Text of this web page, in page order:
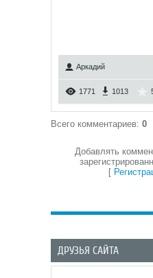
Аркадий
1771 1013
Всего комментариев: 0
Добавлять
[
ДРУЗЬЯ САЙТА